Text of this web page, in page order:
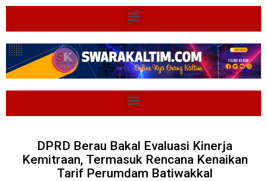
DPRD Berau Bakal Evaluasi Kinerja
Kemitraan, Termasuk Rencana Kenaikan
Tarif Perumdam Batiwakkal